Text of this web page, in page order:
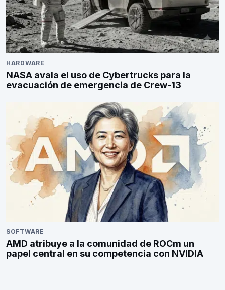
HARDWARE
NASA avala el uso de Cybertrucks para la
evacuación de emergencia de Crew-13
SOFTWARE
AMD atribuye a la comunidad de ROCm un
papel central en su competencia con NVIDIA